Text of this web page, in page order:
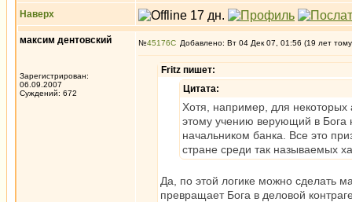
Наверх
максим дентовский
Зарегистрирован:
06.09.2007
Суждений: 672
№45176 Добавлено: Вт 04 Дек 07, 01:56 (19 лет
Fritz пишет:
Цитата:
Хотя, например, для некоторых
этому учению верующий в Бога
начальником банка. Все это
стране среди так называемых
Да, по этой логике можно сделать
превращает Бога в деловой